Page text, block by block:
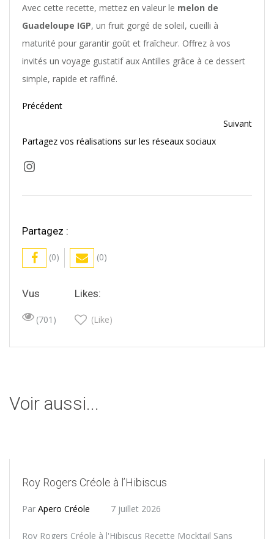
Avec cette recette, mettez en valeur le melon de
Guadeloupe IGP, un fruit gorgé de soleil, cueilli à
maturité pour garantir goût et fraîcheur. Offrez à vos
invités un voyage gustatif aux Antilles grâce à ce dessert
simple, rapide et raffiné.
Précédent
Suivant
Partagez vos réalisations sur les réseaux sociaux
Instagram
Partagez :
(0) (0)
Vus
(701)
Likes:
(Like)
Voir aussi...
Roy Rogers Créole à l’Hibiscus
Par Apero Créole 7 juillet 2026
Roy Rogers Créole à l'Hibiscus Recette Mocktail Sans